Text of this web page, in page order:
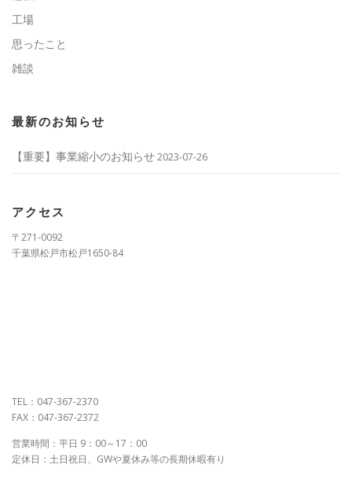
工場
思ったこと
雑談
最新のお知らせ
【重要】事業縮小のお知らせ2023-07-26
アクセス
〒271-0092
千葉県松戸市松戸1650-84
TEL：047-367-2370
FAX：047-367-2372
営業時間：平日 9：00～17：00
定休日：土日祝日、GWや夏休み等の長期休暇有り